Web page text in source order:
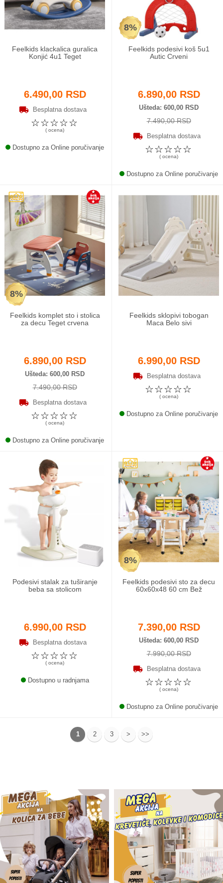
Feelkids klackalica guralica
Konjić 4u1 Teget
6.490,00 RSD
Besplatna dostava
☆
☆
☆
☆
☆
( ocena)
Dostupno za Online poručivanje
8%
Feelkids podesivi koš 5u1
Autic Crveni
6.890,00 RSD
Ušteda 600,00 RSD
7.490,00 RSD
Besplatna dostava
☆
☆
☆
☆
☆
( ocena)
Dostupno za Online poručivanje
8%
Feelkids komplet sto i stolica
za decu Teget crvena
6.890,00 RSD
Ušteda 600,00 RSD
7.490,00 RSD
Besplatna dostava
☆
☆
☆
☆
☆
( ocena)
Dostupno za Online poručivanje
Feelkids sklopivi tobogan
Maca Belo sivi
6.990,00 RSD
Besplatna dostava
☆
☆
☆
☆
☆
( ocena)
Dostupno za Online poručivanje
Podesivi stalak za tuširanje
beba sa stolicom
6.990,00 RSD
Besplatna dostava
☆
☆
☆
☆
☆
( ocena)
Dostupno u radnjama
8%
Feelkids podesivi sto za decu
60x60x48 60 cm Bež
7.390,00 RSD
Ušteda 600,00 RSD
7.990,00 RSD
Besplatna dostava
☆
☆
☆
☆
☆
( ocena)
Dostupno za Online poručivanje
1 2 3 > >>